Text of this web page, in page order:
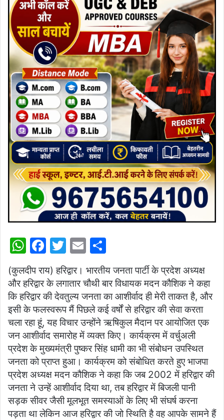
W
h
at
s
A
p
p
F
a
c
e
b
o
o
k
T
itt
er
E
ai
l
ar
e
(कुलदीप राय) हरिद्वार। भारतीय जनता पार्टी के प्रदेश अध्यक्ष
और हरिद्वार के लगातार चौथी बार विधायक मदन कौशिक ने कहा
कि हरिद्वार की देवतुल्य जनता का आशीर्वाद ही मेरी ताकत है, और
इसी के फलस्वरूप मैं पिछले कई वर्षों से हरिद्वार की सेवा करता
चला रहा हूं, यह विचार उन्होंने ऋषिकुल मैदान पर आयोजित एक
जन आशीर्वाद समारोह में व्यक्त किए। कार्यक्रम में वर्चुअली
प्रदेश के मुख्यमंत्री पुष्कर सिंह धामी का भी संबोधन उपस्थित
जनता को प्राप्त हुआ। कार्यक्रम को संबोधित करते हुए भाजपा
प्रदेश अध्यक्ष मदन कौशिक ने कहा कि जब 2002 में हरिद्वार की
जनता ने उन्हें आशीर्वाद दिया था, तब हरिद्वार में बिजली पानी
सड़क सीवर जैसी मूलभूत समस्याओं के लिए भी संघर्ष करना
पड़ता था लेकिन आज हरिद्वार की जो स्थिति है वह आपके सामने हैं